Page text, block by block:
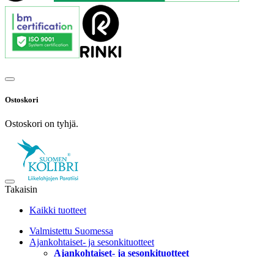
Ostoskori
Ostoskori on tyhjä.
Takaisin
Kaikki tuotteet
Valmistettu Suomessa
Ajankohtaiset- ja sesonkituotteet
Ajankohtaiset- ja sesonkituotteet